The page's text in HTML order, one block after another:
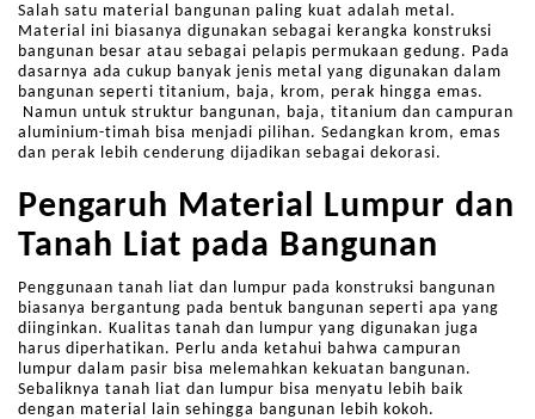
Salah satu material bangunan paling kuat adalah metal.
Material ini biasanya digunakan sebagai kerangka konstruksi
bangunan besar atau sebagai pelapis permukaan gedung. Pada
dasarnya ada cukup banyak jenis metal yang digunakan dalam
bangunan seperti titanium, baja, krom, perak hingga emas.
Namun untuk struktur bangunan, baja, titanium dan campuran
aluminium-timah bisa menjadi pilihan. Sedangkan krom, emas
dan perak lebih cenderung dijadikan sebagai dekorasi.
Pengaruh Material Lumpur dan
Tanah Liat pada Bangunan
Penggunaan tanah liat dan lumpur pada konstruksi bangunan
biasanya bergantung pada bentuk bangunan seperti apa yang
diinginkan. Kualitas tanah dan lumpur yang digunakan juga
harus diperhatikan. Perlu anda ketahui bahwa campuran
lumpur dalam pasir bisa melemahkan kekuatan bangunan.
Sebaliknya tanah liat dan lumpur bisa menyatu lebih baik
dengan material lain sehingga bangunan lebih kokoh.